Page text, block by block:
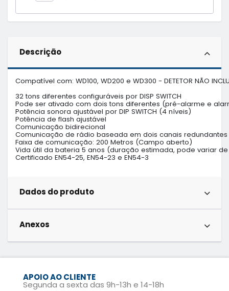
Descrição
Compatível com: WD100, WD200 e WD300 - DETETOR NÃO
32 tons diferentes configuráveis por DISP SWITCH
Pode ser ativado com dois tons diferentes (pré-alarme e
Potência sonora ajustável por DIP SWITCH (4 níveis)
Potência de flash ajustável
Comunicação bidirecional
Comunicação de rádio baseada em dois canais redundantes
Faixa de comunicação: 200 Metros (Campo aberto)
Vida útil da bateria 5 anos (duração estimada, pode variar
Certificado EN54-25, EN54-23 e EN54-3
Dados do produto
Anexos
APOIO AO CLIENTE
Segunda a sexta das 9h-13h e 14-18h